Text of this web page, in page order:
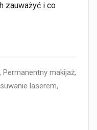
zauważyć i co
, Permanentny makijaż,
laserem,